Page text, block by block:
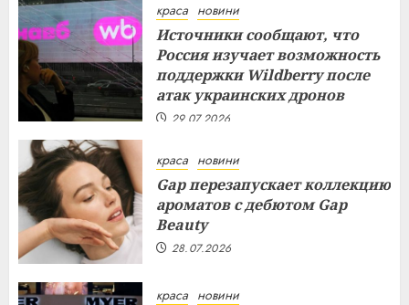
краса новини
Источники сообщают, что
Россия изучает возможность
поддержки Wildberry после
атак украинских дронов
29.07.2026
краса новини
Gap перезапускает коллекцию
ароматов с дебютом Gap
Beauty
28.07.2026
краса новини